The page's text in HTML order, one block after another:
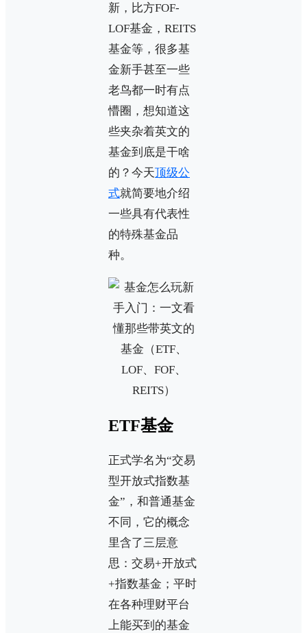
新，比方FOF-
LOF基金，REITS
基金等，很多基
金新手甚至一些
老鸟都一时有点
懵圈，想知道这
些夹杂着英文的
基金到底是干啥
的？今天顶级公
式就简要地介绍
一些具有代表性
的特殊基金品
种。
ETF基金
正式学名为“交易
型开放式指数基
金”，和普通基金
不同，它的概念
里含了三层意
思：交易+开放式
+指数基金；平时
在各种理财平台
上能买到的基金